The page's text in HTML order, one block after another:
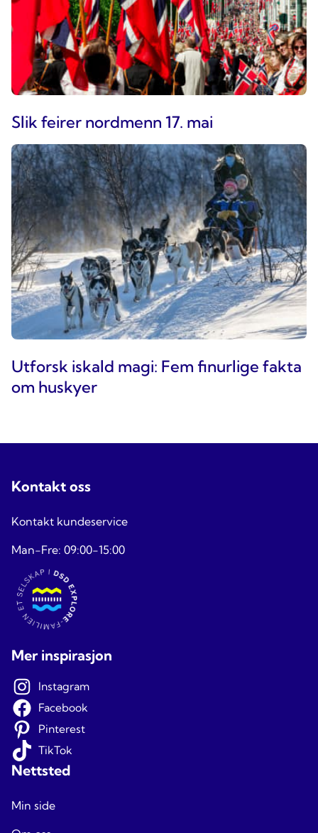
Slik feirer nordmenn 17. mai
Utforsk iskald magi: Fem finurlige fakta
om huskyer
Kontakt oss
Kontakt kundeservice
Man-Fre: 09:00-15:00
Mer inspirasjon
Instagram
Facebook
Pinterest
TikTok
Nettsted
Min side